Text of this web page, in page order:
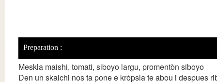
Preparation :
Meskla maishi, tomati, siboyo largu, promentòn siboyo
Den un skalchi nos ta pone e kròpsla te abou i despues